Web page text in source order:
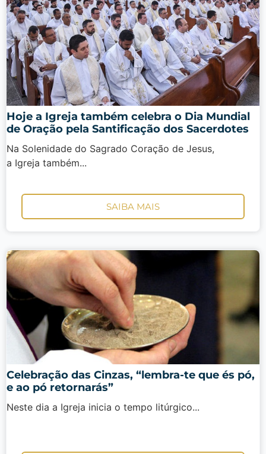
Hoje a Igreja também celebra o Dia Mundial
de Oração pela Santificação dos Sacerdotes
Na Solenidade do Sagrado Coração de Jesus,
a Igreja também...
SAIBA MAIS
Celebração das Cinzas, “lembra-te que és pó,
e ao pó retornarás”
Neste dia a Igreja inicia o tempo litúrgico...